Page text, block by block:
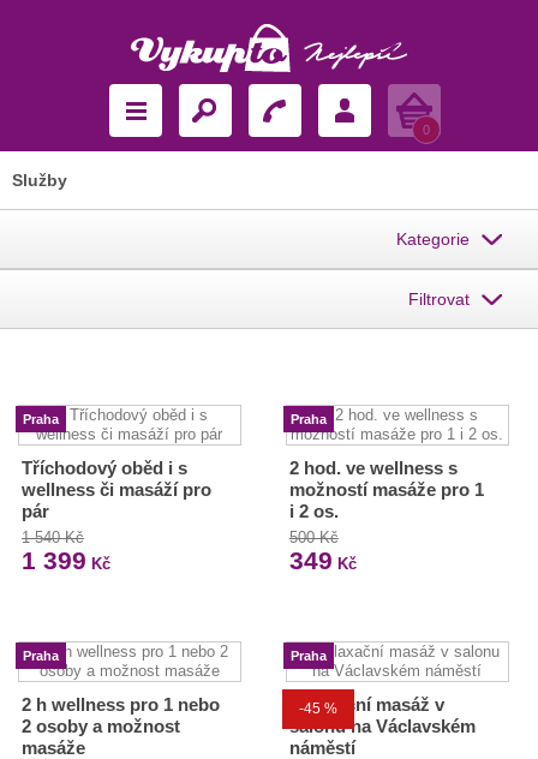
Košík
0
Služby
Kategorie
Filtrovat
Praha
Tříchodový oběd i s
wellness či masáží pro
pár
1 540 Kč
1 399 Kč
Praha
2 hod. ve wellness s
možností masáže pro 1
i 2 os.
500 Kč
349 Kč
Praha
2 h wellness pro 1 nebo
2 osoby a možnost
masáže
-45 %
Praha
Relaxační masáž v
salonu na Václavském
náměstí